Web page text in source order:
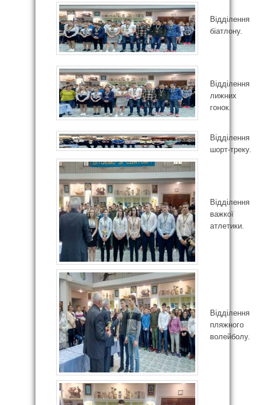
Відділення
біатлону.
Відділення
лижних
гонок.
Відділення
шорт-треку.
Відділення
важкої
атлетики.
Відділення
пляжного
волейболу.